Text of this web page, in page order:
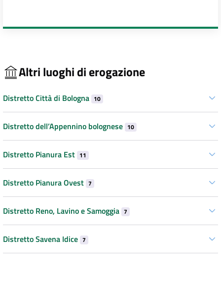
Altri luoghi di erogazione
Distretto Città di Bologna 10
Distretto dell’Appennino bolognese 10
Distretto Pianura Est 11
Distretto Pianura Ovest 7
Distretto Reno, Lavino e Samoggia 7
Distretto Savena Idice 7